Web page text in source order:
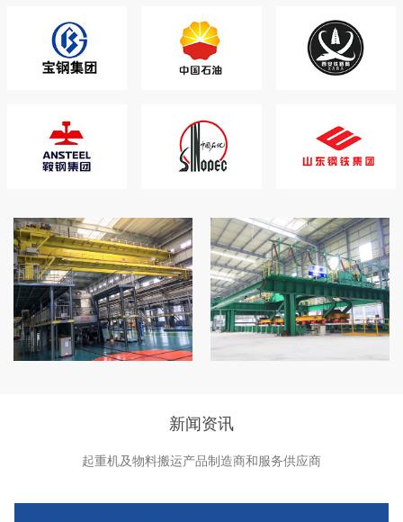
新闻资讯
起重机及物料搬运产品制造商和服务供应商